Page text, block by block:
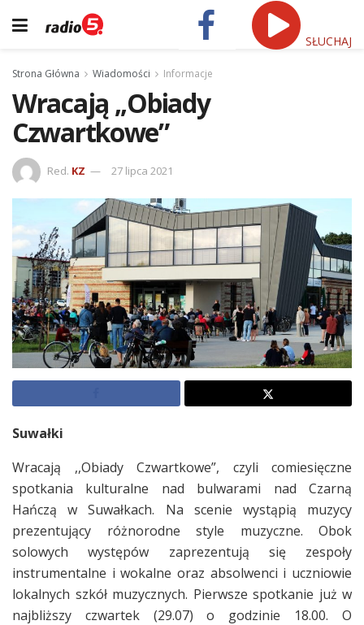
SŁUCHAJ
Strona Główna Wiadomości Informacje
Wracają ,,Obiady
Czwartkowe”
Red. KZ 27 lipca 2021
Suwałki
Wracają ,,Obiady Czwartkowe”, czyli comiesięczne
spotkania kulturalne nad bulwarami nad Czarną
Hańczą w Suwałkach. Na scenie wystąpią muzycy
prezentujący różnorodne style muzyczne. Obok
solowych występów zaprezentują się zespoły
instrumentalne i wokalne oraz absolwenci i uczniowie
lokalnych szkół muzycznych. Pierwsze spotkanie już w
najbliższy czwartek (29.07) o godzinie 18.00. O